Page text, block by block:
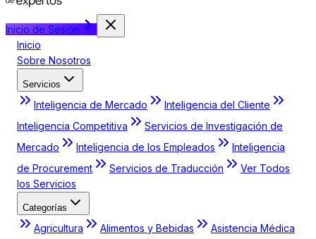
Inicio de Sesión
Inicio
Sobre Nosotros
Servicios
Inteligencia de Mercado
Inteligencia del Cliente
Inteligencia Competitiva
Servicios de Investigación de
Mercado
Inteligencia de los Empleados
Inteligencia
de Procurement
Servicios de Traducción
Ver Todos
los Servicios
Categorías
Agricultura Alimentos y Bebidas
Asistencia Médica